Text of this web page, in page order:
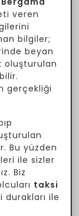
veren
bilgiler;
beyan
oluşturulan
gerçekliği
Bu yüzden
ile sizler
Biz
taksi
ile